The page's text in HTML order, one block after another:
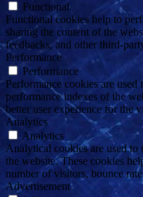
Functional
Functional cookies help to
sharing the content of the
feedbacks, and other third-
Performance
Performance
Performance cookies are
performance indexes of the
better user experience for the
Analytics
Analytics
Analytical cookies are used
the website. These cookies
number of visitors, bounce
Advertisement